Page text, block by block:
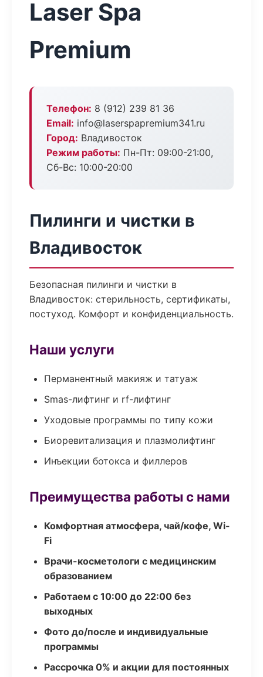
Laser Spa
Premium
Телефон: 8 (912) 239 81 36
Email: info@laserspapremium341.ru
Город: Владивосток
Режим работы: Пн-Пт: 09:00-21:00,
Сб-Вс: 10:00-20:00
Пилинги и чистки в
Владивосток
Безопасная пилинги и чистки в
Владивосток: стерильность, сертификаты,
постуход. Комфорт и конфиденциальность.
Наши услуги
Перманентный макияж и татуаж
Smas-лифтинг и rf-лифтинг
Уходовые программы по типу кожи
Биоревитализация и плазмолифтинг
Инъекции ботокса и филлеров
Преимущества работы с нами
Комфортная атмосфера, чай/кофе, Wi-
Fi
Врачи-косметологи с медицинским
образованием
Работаем с 10:00 до 22:00 без
выходных
Фото до/после и индивидуальные
программы
Рассрочка 0% и акции для постоянных